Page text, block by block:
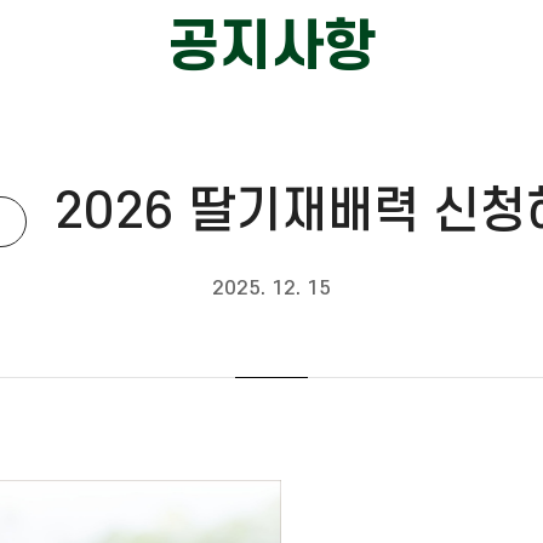
공지사항
2026 딸기재배력 신청
2025. 12. 15